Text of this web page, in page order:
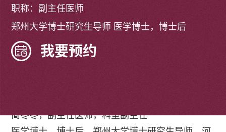
职称：副主任医师
郑州大学博士研究生导师 医学博士，博士后
我要预约
简冬冬，副主任医师，科室副主任